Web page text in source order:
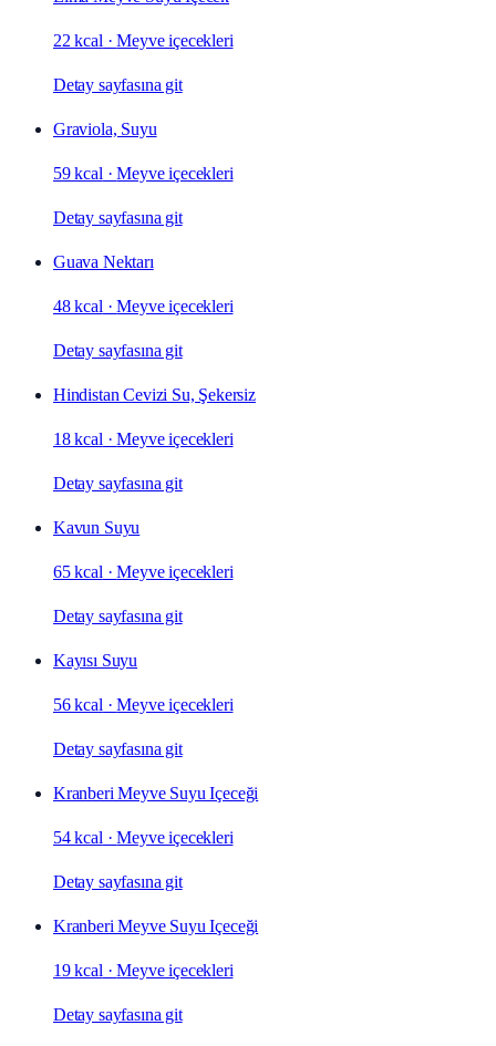
22 kcal ·Meyve içecekleri
Detay sayfasına git
Graviola, Suyu
59 kcal ·Meyve içecekleri
Detay sayfasına git
Guava Nektarı
48 kcal ·Meyve içecekleri
Detay sayfasına git
Hindistan Cevizi Su, Şekersiz
18 kcal ·Meyve içecekleri
Detay sayfasına git
Kavun Suyu
65 kcal ·Meyve içecekleri
Detay sayfasına git
Kayısı Suyu
56 kcal ·Meyve içecekleri
Detay sayfasına git
Kranberi Meyve Suyu Içeceği
54 kcal ·Meyve içecekleri
Detay sayfasına git
Kranberi Meyve Suyu Içeceği
19 kcal ·Meyve içecekleri
Detay sayfasına git